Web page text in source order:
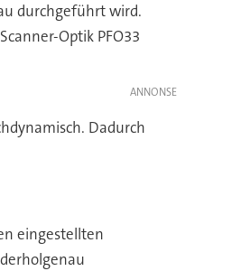
durchgeführt wird.
Optik PFO33
Dadurch
eingestellten